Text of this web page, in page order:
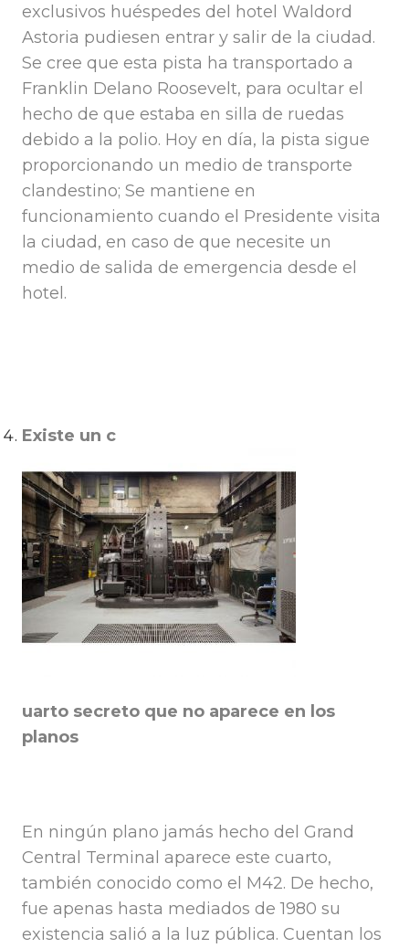
exclusivos huéspedes del hotel Waldord
Astoria pudiesen entrar y salir de la ciudad.
Se cree que esta pista ha transportado a
Franklin Delano Roosevelt, para ocultar el
hecho de que estaba en silla de ruedas
debido a la polio. Hoy en día, la pista sigue
proporcionando un medio de transporte
clandestino; Se mantiene en
funcionamiento cuando el Presidente visita
la ciudad, en caso de que necesite un
medio de salida de emergencia desde el
hotel.
Existe un c
uarto secreto que no aparece en los
planos
En ningún plano jamás hecho del Grand
Central Terminal aparece este cuarto,
también conocido como el M42. De hecho,
fue apenas hasta mediados de 1980 su
existencia salió a la luz pública. Cuentan los